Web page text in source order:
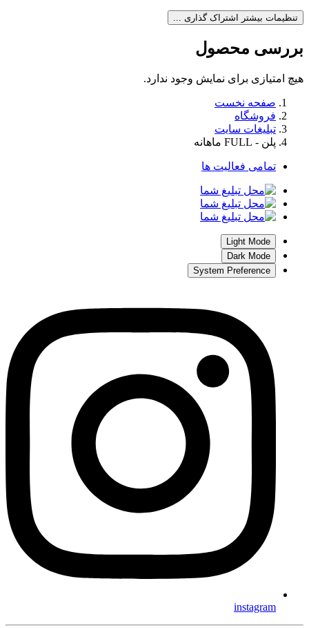
تنظیمات بیشتر اشتراک گذاری ...
بررسی‌ محصول
هیچ امتیازی برای نمایش وجود ندارد.
صفحه نخست
فروشگاه
تبلیغات سایت
پلن - FULL ماهانه
تمامی فعالیت ها
Light Mode
Dark Mode
System Preference
instagram